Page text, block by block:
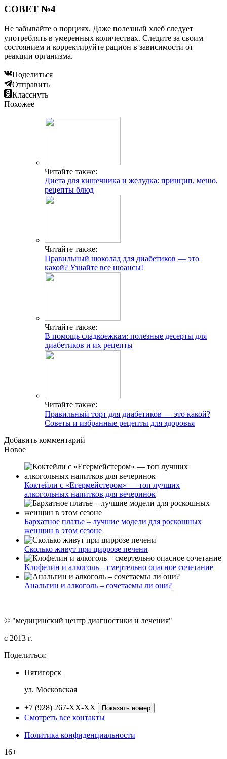
СОВЕТ №4
Не забывайте о порциях. Даже полезный хлеб следует
употреблять в умеренных количествах. Следите за своим
состоянием и корректируйте рацион в зависимости от
реакции организма.
Поделиться
Отправить
Класснуть
Похожее
Читайте также:
Диета для кишечника и желудка: принцип, меню,
рецепты блюд
Читайте также:
Правильный шоколад для диабетиков — это
какой? Узнайте все нюансы!
Читайте также:
В помощь сладкоежкам: полезные десерты для
диабетиков и их рецепты
Читайте также:
Правильный торт для диабетиков — это какой?
Советы и избранные рецепты для здоровья
Добавить комментарий
Новое
Коктейли с «Егермейстером» — топ лучших
алкогольных напитков для вечеринок
Бархатное платье – лучшие модели для роскошных
женщин в этом сезоне
Сколько живут при циррозе печени
Клофелин и алкоголь – смертельно опасное сочетание
Анальгин и алкоголь – сочетаемы ли они?
© "медицинский центр диагностики и лечения"
c 2013 г.
Поделиться:
Пятигорск
ул. Московская
+7 (928) 267-XX-XX Показать номер
Смотреть все контакты
Политика конфиденциальности
16+